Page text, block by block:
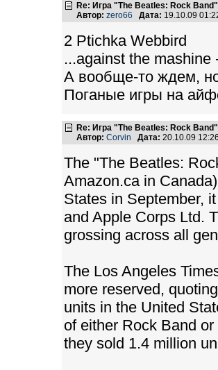
Re: Игра "The Beatles: Rock Band"
Автор: zero66 Дата: 19.10.09
2 Ptichka Webbird
...against the mashine
А вообще-то ждем,
Поганые игры на
Re: Игра "The Beatles: Rock Band"
Автор: Corvin Дата: 20.10.09
The "The Beatles:
Amazon.ca in
States in September,
and Apple Corps Ltd.
grossing across all
The Los Angeles
more reserved,
units in the United
of either Rock Band
they sold 1.4 million